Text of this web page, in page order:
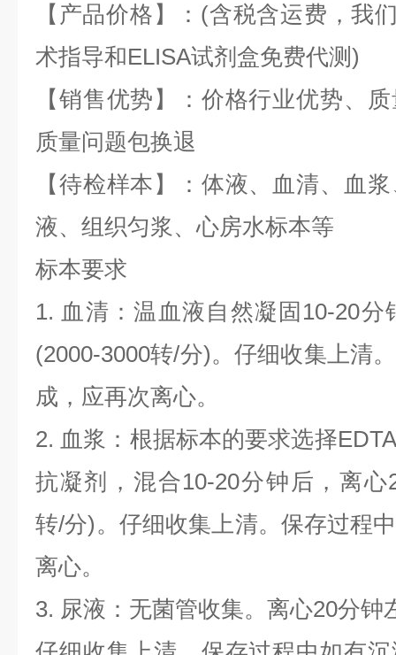
【产品价格】：(含税含运费，我
术指导和ELISA试剂盒免费代测)
【销售优势】：价格行业优势、
质量问题包换退
【待检样本】：体液、血清、血
液、组织匀浆、心房水标本等
标本要求
1. 血清：温血液自然凝固10-20
(2000-3000转/分)。仔细收集上清
成，应再次离心。
2. 血浆：根据标本的要求选择
抗凝剂，混合10-20分钟后，离心
转/分)。仔细收集上清。保存过程
离心。
3. 尿液：无菌管收集。离心20分钟